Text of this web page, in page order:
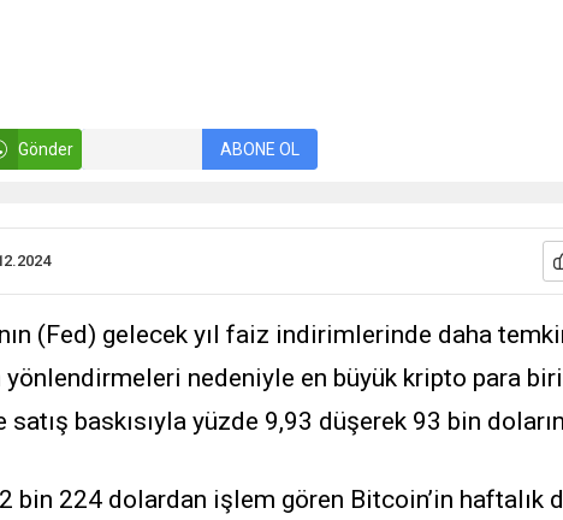
Gönder ABONE OL
(Fed) gelecek yıl faiz indirimlerinde daha
yönlendirmeleri nedeniyle en büyük kripto para
baskısıyla yüzde 9,93 düşerek 93 bin
bin 224 dolardan işlem gören Bitcoin’in haftalık